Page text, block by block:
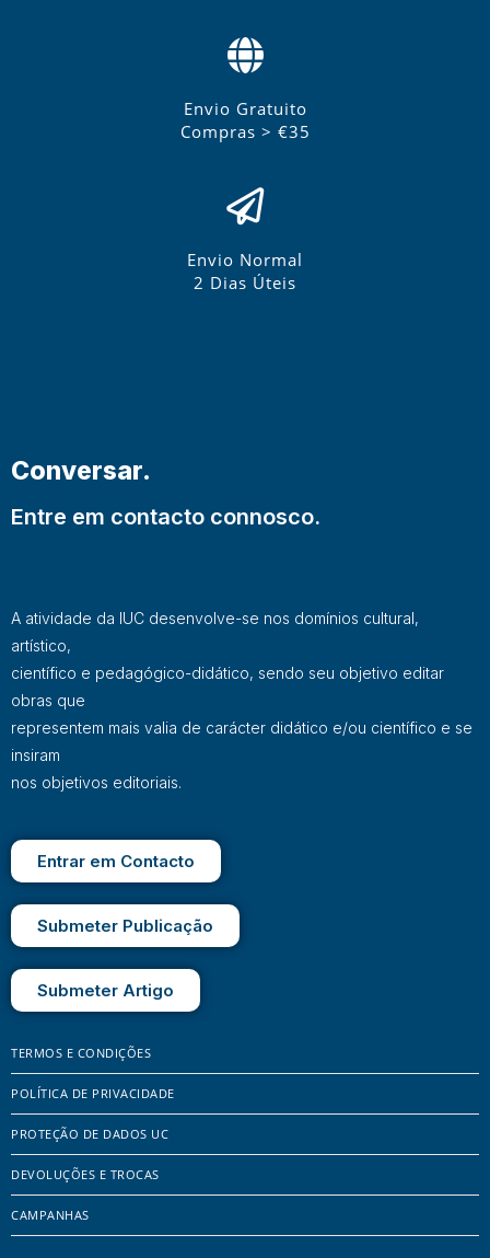
Envio Gratuito
Compras > €35
Envio Normal
2 Dias Úteis
Conversar.
Entre em contacto connosco.
A atividade da IUC desenvolve-se nos domínios cultural,
artístico,
científico e pedagógico-didático, sendo seu objetivo editar
obras que
representem mais valia de carácter didático e/ou científico e se
insiram
nos objetivos editoriais.
Entrar em Contacto
Submeter Publicação
Submeter Artigo
TERMOS E CONDIÇÕES
POLÍTICA DE PRIVACIDADE
PROTEÇÃO DE DADOS UC
DEVOLUÇÕES E TROCAS
CAMPANHAS